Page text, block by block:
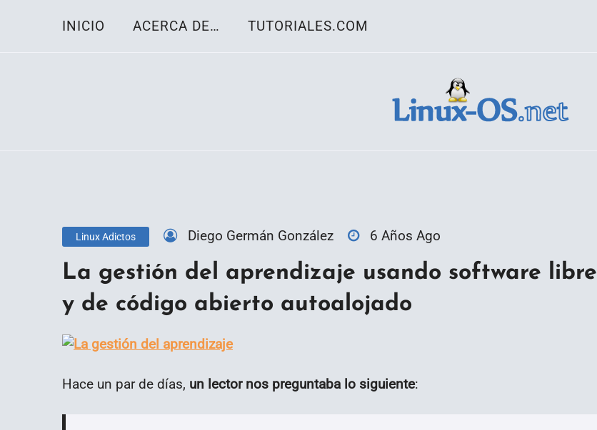
INICIO ACERCA DE… TUTORIALES.COM
Linux Adictos Diego Germán González 6 Años Ago
La gestión del aprendizaje usando software libre
y de código abierto autoalojado
Hace un par de días, un lector nos preguntaba lo siguiente: